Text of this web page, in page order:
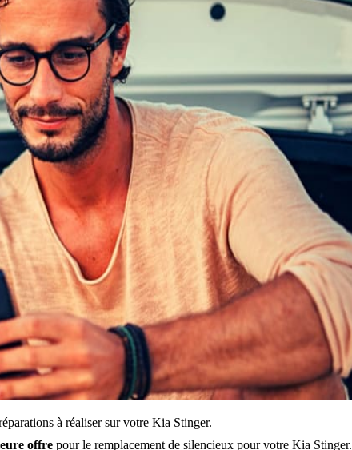
à réaliser sur votre Kia Stinger.
offre pour le remplacement de silencieux pour votre Kia Stinger.